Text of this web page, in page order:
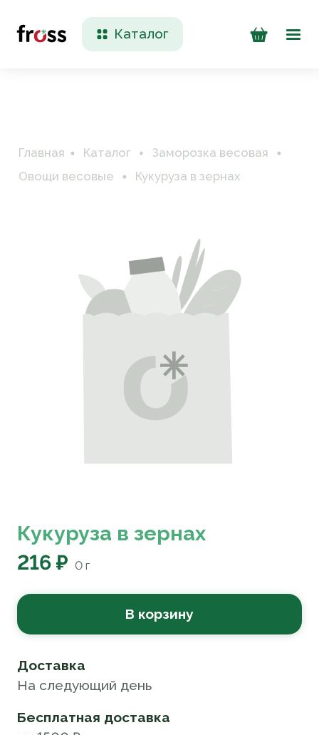
Каталог
Главная Каталог
Заморозка весовая
Овощи весовые
Кукуруза в зернах
Кукуруза в зернах
216 ₽ 0 г
В корзину
Доставка
На следующий день
Бесплатная доставка